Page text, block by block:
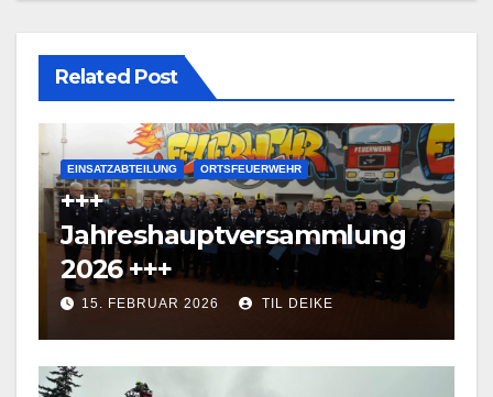
Related Post
EINSATZABTEILUNG ORTSFEUERWEHR
+++
Jahreshauptversammlung
2026 +++
15. FEBRUAR 2026 TIL DEIKE